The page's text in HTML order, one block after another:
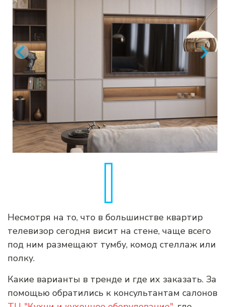
Несмотря на то, что в большинстве квартир
телевизор сегодня висит на стене, чаще всего
под ним размещают тумбу, комод стеллаж или
полку.
Какие варианты в тренде и где их заказать. За
помощью обратились к консультантам салонов